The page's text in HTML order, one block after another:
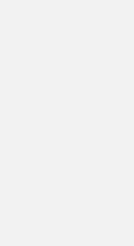
mit Gravur